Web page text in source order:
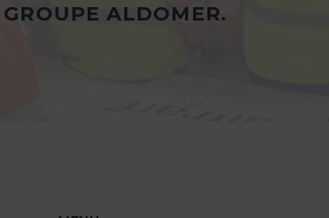
GROUPE ALDOMER.